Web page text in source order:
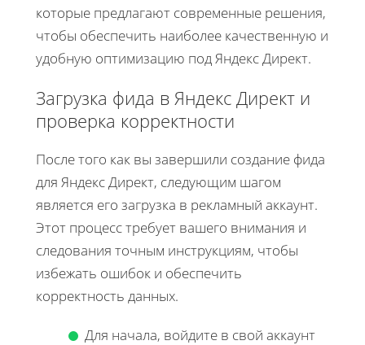
которые предлагают современные решения,
чтобы обеспечить наиболее качественную и
удобную оптимизацию под Яндекс Директ.
Загрузка фида в Яндекс Директ и
проверка корректности
После того как вы завершили создание фида
для Яндекс Директ, следующим шагом
является его загрузка в рекламный аккаунт.
Этот процесс требует вашего внимания и
следования точным инструкциям, чтобы
избежать ошибок и обеспечить
корректность данных.
Для начала, войдите в свой аккаунт